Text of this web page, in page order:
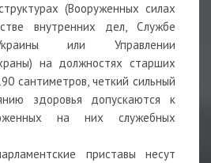
(Вооруженных силах
внутренних дел, Службе
или Управлении
на должностях старших
сантиметров, четкий сильный
здоровья допускаются к
на них служебных
приставы несут